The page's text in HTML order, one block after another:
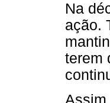
Na
ação.
terem